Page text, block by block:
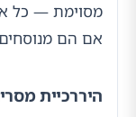
מסוימת — כל
אם הם
היררכיית